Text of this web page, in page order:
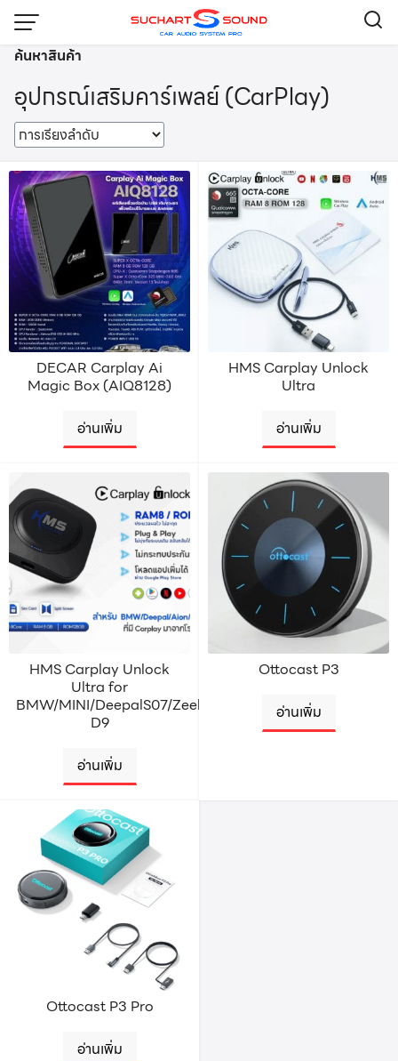
Skip
content
อุปกรณ์เสริมคาร์เพลย์ (CarPlay)
DECAR Carplay Ai
Magic Box (AIQ8128)
อ่านเพิ่ม
HMS Carplay Unlock
Ultra
อ่านเพิ่ม
HMS Carplay Unlock
Ultra for
BMW/MINI/DeepalS07/Zeekr/Denza
D9
อ่านเพิ่ม
Ottocast P3
อ่านเพิ่ม
Ottocast P3 Pro
อ่านเพิ่ม
ค้นหาสินค้า